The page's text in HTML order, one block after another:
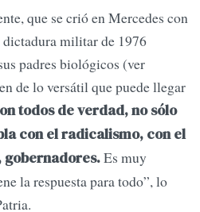
que se crió en Mercedes con
dictadura militar de 1976
padres biológicos (ver
de lo versátil que puede llegar
todos de verdad, no sólo
con el radicalismo, con el
gobernadores.Es muy
la respuesta para todo”, lo